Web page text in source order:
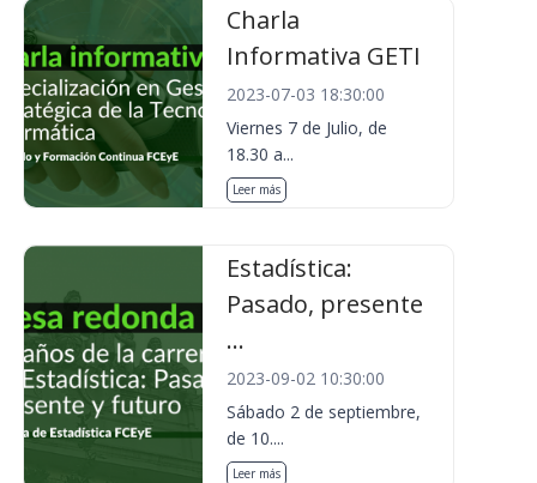
Charla
Informativa GETI
2023-07-03 18:30:00
Viernes 7 de Julio, de
18.30 a...
Leer más
Estadística:
Pasado, presente
...
2023-09-02 10:30:00
Sábado 2 de septiembre,
de 10....
Leer más